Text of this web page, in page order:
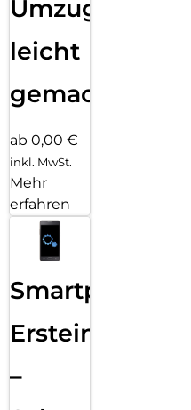
Umzug
leicht
gemacht!
ab 0,00 €
inkl. MwSt.
Mehr
erfahren
Smartphone
Ersteinrichtung
–